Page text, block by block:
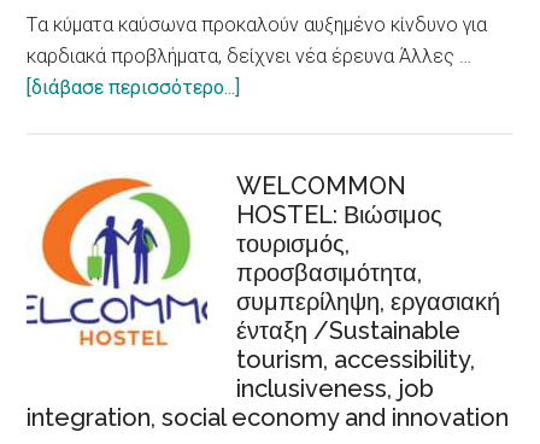
Tα κύματα καύσωνα προκαλούν αυξημένο κίνδυνο για
καρδιακά προβλήματα, δείχνει νέα έρευνα Άλλες …
[διάβασε περισσότερο...]
καύσωνα
προκαλούν
αυξημένο
κίνδυνο
για
καρδιακά
προβλήματα,
δείχνει
νέα
WELCOMMON
HOSTEL: Βιώσιμος
τουρισμός,
προσβασιμότητα,
συμπερίληψη, εργασιακή
ένταξη /Sustainable
tourism, accessibility,
inclusiveness, job
integration, social economy and innovation